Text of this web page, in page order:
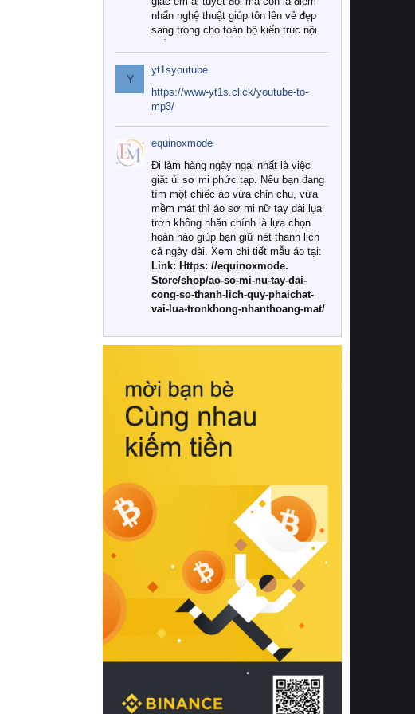
nhấn nghệ thuật giúp tôn lên vẻ đẹp
sang trọng cho toàn bộ kiến trúc nội
Tuy nhiên, giữa thị trường đa dạng
với vô vàn thương hiệu và mẫu mã
như hiện nay, làm thế nào để chọn
được những bộ chăn ga gối đệm cao
cấp thực sự chất lượng, phù hợp với
khí hậu và nhu cầu sử dụng của gia
đình? Hãy cùng chúng tôi đi tìm lời
giải đáp chi tiết qua bài viết dưới đây.
1. Tại sao các gia đình hiện đại lại ưa
chuộng chăn ga gối đệm cao cấp?
Khác với các dòng sản phẩm thông
thường, những bộ chăn ga gối đệm
cao cấp trải qua quy trình sản xuất
nghiêm ngặt từ khâu chọn lọc nguyên
liệu tự nhiên đến công nghệ dệt
nhuộm hiện đại không chứa hóa chất
này, bạn sẽ cảm nhận rõ rệt sự khác
hồi chuẩn xác của phần đệm nâng đỡ
cột sống.
Bên cạnh đó, việc lựa chọn các dòng
sản phẩm đạt chuẩn chất lượng quốc
tế còn giúp ngăn ngừa tình trạng kích
khuẩn và nấm mốc trong điều kiện
thời tiết nóng ẩm. Bạn có thể tìm hiểu
thêm các nghiên cứu khoa học về tác
động của giấc ngủ và môi trường
phòng ngủ đối với sức khỏe con
người tại Sleep Foundation (External
Link) để có cái nhìn toàn diện hơn.
2. Các tiêu chí vàng khi lựa chọn
chăn ga gối đệm cao cấp cho phòng
ngủ
Để sở hữu một bộ chăn ga gối đệm
cao cấp hoàn hảo cả về thẩm mỹ lẫn
công năng, người tiêu dùng cần cân
nhắc kỹ lưỡng các tiêu chí quan trọng
Y
yt1syoutube
https://www-yt1s.click/youtube-to-
mp3/
equinoxmode
Đi làm hàng ngày ngại nhất là việc
giặt ủi sơ mi phức tạp. Nếu bạn đang
tìm một chiếc áo vừa chỉn chu, vừa
mềm mát thì áo sơ mi nữ tay dài lụa
trơn không nhăn chính là lựa chọn
hoàn hảo giúp bạn giữ nét thanh lịch
cả ngày dài. Xem chi tiết mẫu áo tại:
Link: Https: //equinoxmode.
Store/shop/ao-so-mi-nu-tay-dai-
cong-so-thanh-lich-quy-phaichat-
vai-lua-tronkhong-nhanthoang-mat/